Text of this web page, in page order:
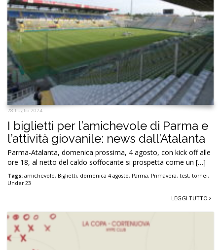
28 Luglio 2024
I biglietti per l’amichevole di Parma e
l’attività giovanile: news dall’Atalanta
Parma-Atalanta, domenica prossima, 4 agosto, con kick off alle
ore 18, al netto del caldo soffocante si prospetta come un […]
Tags: amichevole, Biglietti, domenica 4 agosto, Parma, Primavera, test, tornei,
Under 23
LEGGI TUTTO